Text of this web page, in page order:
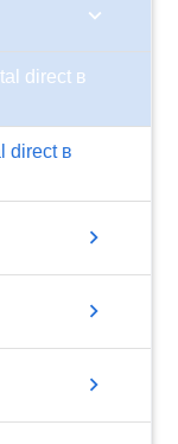
chevron_right
direct в
direct в
chevron_right
chevron_right
chevron_right